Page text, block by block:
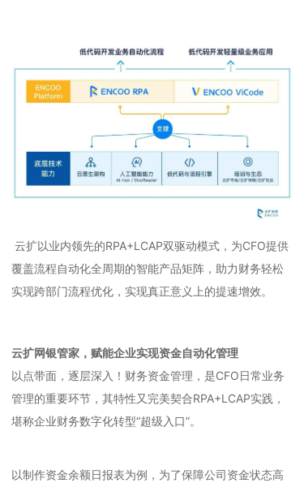
云扩以业内领先的RPA+LCAP双驱动模式，为CFO提供
覆盖流程自动化全周期的智能产品矩阵，助力财务轻松
实现跨部门流程优化，实现真正意义上的提速增效。
云扩网银管家，赋能企业实现资金自动化管理
以点带面，逐层深入！财务资金管理，是CFO日常业务
管理的重要环节，其特性又完美契合RPA+LCAP实践，
堪称企业财务数字化转型“超级入口”。
以制作资金余额日报表为例，为了保障公司资金状态高